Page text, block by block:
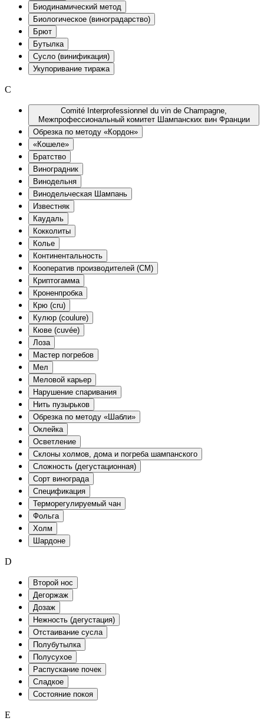
Биодинамический метод
Биологическое (виноградарство)
Брют
Бутылка
Сусло (винификация)
Укупоривание тиража
C
Comité Interprofessionnel du vin de Champagne,
Межпрофессиональный комитет Шампанских вин Франции
Oбрезка по методу «Кордон»
«Кошеле»
Братство
Виноградник
Винодельня
Винодельческая Шампань
Известняк
Каудаль
Кокколиты
Колье
Континентальность
Кооператив производителей (CM)
Криптогамма
Кроненпробка
Крю (cru)
Кулюр (coulure)
Кюве (cuvée)
Лоза
Мастер погребов
Мел
Меловой карьер
Нарушение спаривания
Нить пузырьков
Обрезка по методу «Шабли»
Оклейка
Осветление
Склоны холмов, дома и погреба шампанского
Сложность (дегустационная)
Сорт винограда
Спецификация
Терморегулируемый чан
Фольга
Холм
Шардоне
D
Второй нос
Дегоржаж
Дозаж
Нежность (дегустация)
Отстаивание сусла
Полубутылка
Полусухое
Распускание почек
Сладкое
Состояние покоя
E